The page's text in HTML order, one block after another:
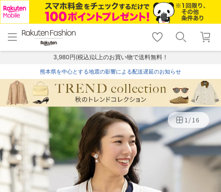
menu home
トップ
shopping_cart lock_outline
ログイン
3,980円(税込)以上のお買い物で送料無料！
熊本県を中心とする地震の影響による配送遅延のお知らせ
1/16